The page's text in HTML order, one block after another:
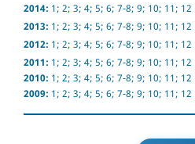
2014: 1; 2; 3; 4; 5; 6; 7-8; 9; 10; 11; 12
2013: 1; 2; 3; 4; 5; 6; 7-8; 9; 10; 11; 12
2012: 1; 2; 3; 4; 5; 6; 7-8; 9; 10; 11; 12
2011: 1; 2; 3; 4; 5; 6; 7-8; 9; 10; 11; 12
2010: 1; 2; 3; 4; 5; 6; 7-8; 9; 10; 11; 12
2009: 1; 2; 3; 4; 5; 6; 7-8; 9; 10; 11; 12